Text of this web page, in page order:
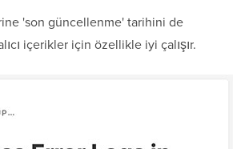
'son güncellenme' tarihini de
içerikler için özellikle iyi çalışır.